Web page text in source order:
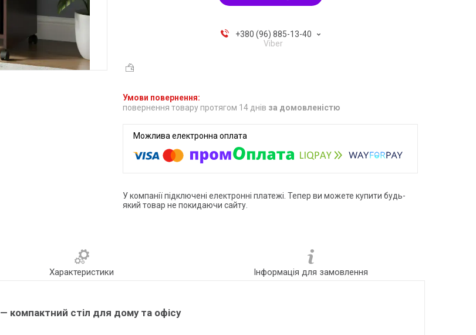
+380 (96) 885-13-40
Viber
повернення товару протягом 14 днів за домовленістю
У компанії підключені електронні платежі. Тепер ви можете купити будь-
який товар не покидаючи сайту.
Характеристики Інформація для замовлення
— компактний стіл для дому та офісу